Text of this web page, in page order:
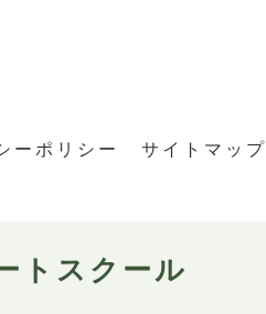
ーポリシー サイトマップ
トスクール